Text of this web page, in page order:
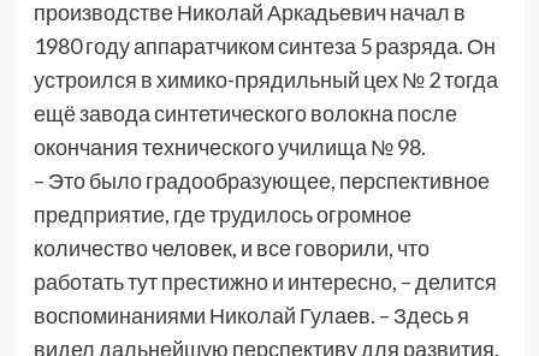
производстве Николай Аркадьевич начал в
1980 году аппаратчиком синтеза 5 разряда. Он
устроился в химико-прядильный цех № 2 тогда
ещё завода синтетического волокна после
окончания технического училища № 98.
– Это было градообразующее, перспективное
предприятие, где трудилось огромное
количество человек, и все говорили, что
работать тут престижно и интересно, – делится
воспоминаниями Николай Гулаев. – Здесь я
видел дальнейшую перспективу для развития.